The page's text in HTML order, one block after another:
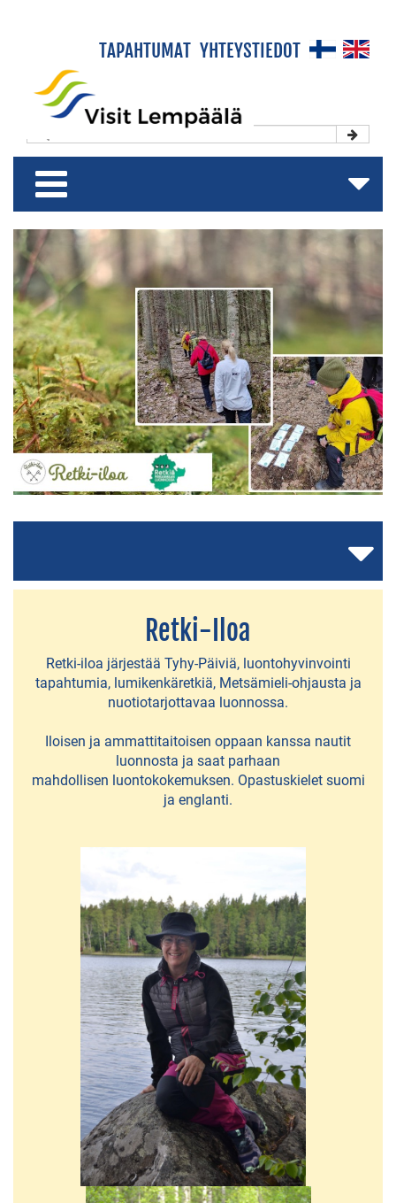
YHTEYSTIEDOT
TAPAHTUMAT ×
Etusivu
Majoitu & Rentoudu
Shoppaile & Nauti
Matkailuesite
AJANKOHTAISTA
Lempäälän
kunta
v
LUONNOSSA
Birgitan
liikuntapuisto
Koirapuistot
Myllyrannan
tapahtumapuisto
Pirkanhovin
luontopolku
VESILLÄ
Hopealinjan
Retki-Iloa
Retki-iloa järjestää Tyhy-Päiviä, luontohyvinvointi
tapahtumia, lumikenkäretkiä, Metsämieli-ohjausta ja
nuotiotarjottavaa luonnossa.
Iloisen ja ammattitaitoisen oppaan kanssa nautit
luonnosta ja saat parhaan
mahdollisen luontokokemuksen. Opastuskielet suomi
ja englanti.